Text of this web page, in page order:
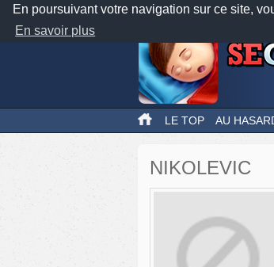
En poursuivant votre navigation sur ce site,
En savoir plus
LE TOP AU
NIKOLEVIC